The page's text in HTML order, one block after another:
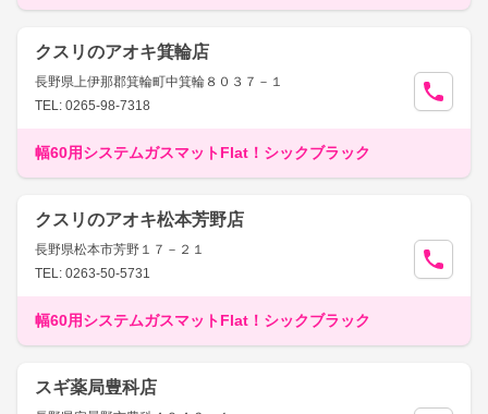
クスリのアオキ箕輪店
長野県上伊那郡箕輪町中箕輪８０３７－１
TEL: 0265-98-7318
幅60用システムガスマットFlat！シックブラック
クスリのアオキ松本芳野店
長野県松本市芳野１７－２１
TEL: 0263-50-5731
幅60用システムガスマットFlat！シックブラック
スギ薬局豊科店